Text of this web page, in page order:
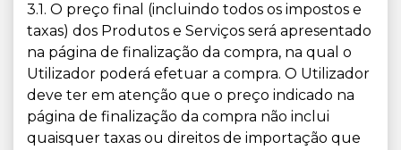
3.1. O preço final (incluindo todos os impostos e
taxas) dos Produtos e Serviços será apresentado
na página de finalização da compra, na qual o
Utilizador poderá efetuar a compra. O Utilizador
deve ter em atenção que o preço indicado na
página de finalização da compra não inclui
quaisquer taxas ou direitos de importação que